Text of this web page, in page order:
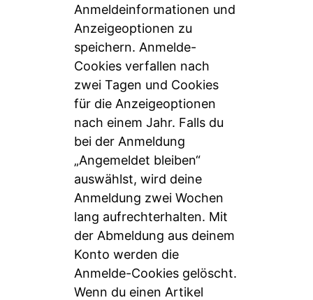
Anmeldeinformationen und
Anzeigeoptionen zu
speichern. Anmelde-
Cookies verfallen nach
zwei Tagen und Cookies
für die Anzeigeoptionen
nach einem Jahr. Falls du
bei der Anmeldung
„Angemeldet bleiben“
auswählst, wird deine
Anmeldung zwei Wochen
lang aufrechterhalten. Mit
der Abmeldung aus deinem
Konto werden die
Anmelde-Cookies gelöscht.
Wenn du einen Artikel